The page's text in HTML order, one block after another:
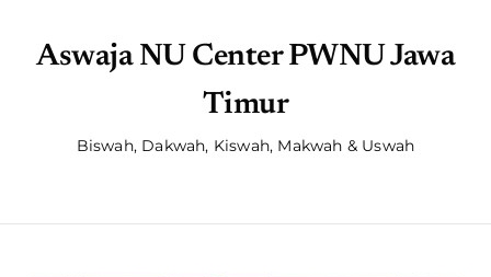
Aswaja NU Center PWNU Jawa
Timur
Biswah, Dakwah, Kiswah, Makwah & Uswah